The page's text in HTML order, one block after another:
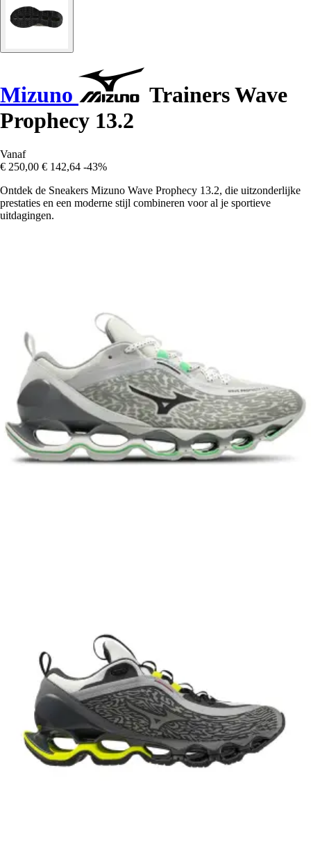
Mizuno
Trainers Wave
Prophecy 13.2
Vanaf
€ 250,00 € 142,64 -43%
Ontdek de Sneakers Mizuno Wave Prophecy 13.2, die uitzonderlijke
prestaties en een moderne stijl combineren voor al je sportieve
uitdagingen.